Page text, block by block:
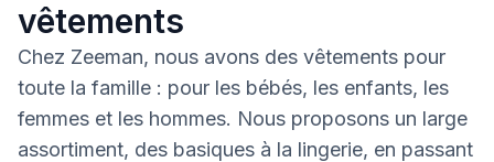
vêtements
Chez Zeeman, nous avons des vêtements pour
toute la famille : pour les bébés, les enfants, les
femmes et les hommes. Nous proposons un large
assortiment, des basiques à la lingerie, en passant